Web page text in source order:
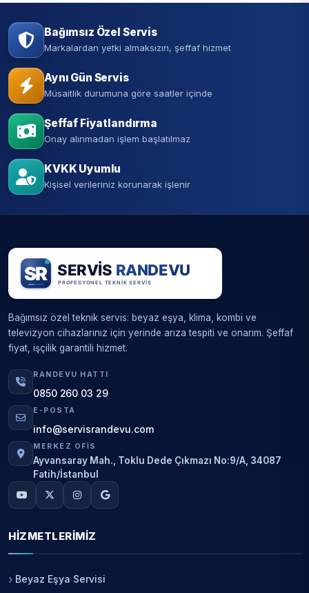
Bağımsız Özel Servis
Markalardan yetki almaksızın, şeffaf hizmet
Aynı Gün Servis
Müsaitlik durumuna göre saatler içinde
Şeffaf Fiyatlandırma
Onay alınmadan işlem başlatılmaz
KVKK Uyumlu
Kişisel verileriniz korunarak işlenir
Bağımsız özel teknik servis: beyaz eşya, klima, kombi ve
televizyon cihazlarınız için yerinde arıza tespiti ve onarım. Şeffaf
fiyat, işçilik garantili hizmet.
RANDEVU HATTI
0850 260 03 29
E-POSTA
info@servisrandevu.com
MERKEZ OFIS
Ayvansaray Mah., Toklu Dede Çıkmazı No:9/A, 34087
Fatih/İstanbul
HIZMETLERIMIZ
Beyaz Eşya Servisi